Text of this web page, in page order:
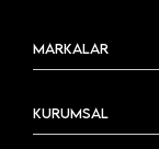
MARKALAR
KURUMSAL